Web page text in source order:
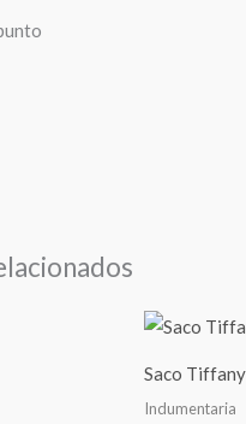
Saco Tiffany
Indumentaria